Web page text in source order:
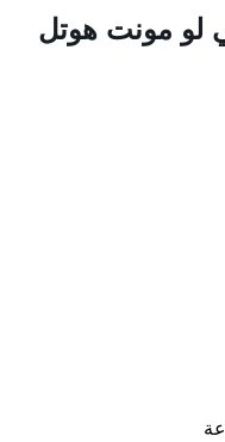
لو مونت هوتل